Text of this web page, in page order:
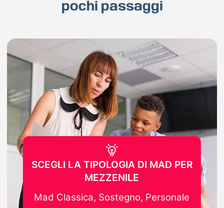
pochi passaggi
SCEGLI LA TIPOLOGIA DI MAD PER
MEZZENILE
Mad Classica, Sostegno, Personale